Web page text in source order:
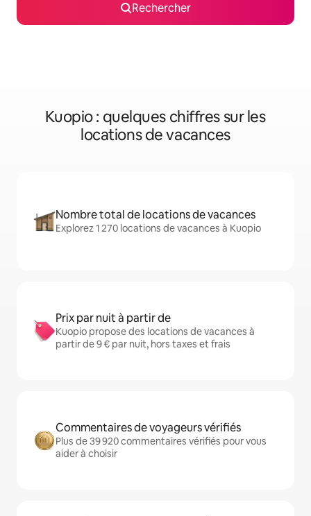
Rechercher
Kuopio : quelques chiffres sur les
locations de vacances
Nombre total de locations de vacances
Explorez 1 270 locations de vacances à Kuopio
Prix par nuit à partir de
Kuopio propose des locations de vacances à
partir de 9 € par nuit, hors taxes et frais
Commentaires de voyageurs vérifiés
Plus de 39 920 commentaires vérifiés pour vous
aider à choisir